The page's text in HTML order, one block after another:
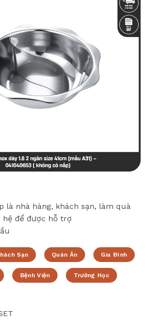
là nhà hàng, khách sạn, làm quà
hệ để được hỗ trợ
Sạn Quán Ăn Gia Đình
Bệnh Viện Trường Học